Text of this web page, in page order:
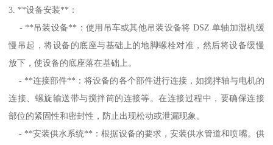
3. **设备安装**：
- **吊装设备**：使用吊车或其他吊装设备将 DSZ 单轴加湿机缓
慢吊起，将设备的底座与基础上的地脚螺栓对准，然后将设备缓慢
放下，使设备的底座落在基础上。
- **连接部件**：将设备的各个部件进行连接，如搅拌轴与电机的
连接、螺旋输送带与搅拌筒的连接等。在连接过程中，要确保连接
部位的紧固性和密封性，防止出现松动或泄漏现象。
- **安装供水系统**：根据设备的要求，安装供水管道和喷嘴。供